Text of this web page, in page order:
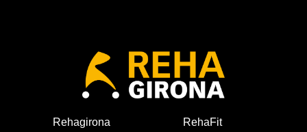
Rehagirona
RehaFit